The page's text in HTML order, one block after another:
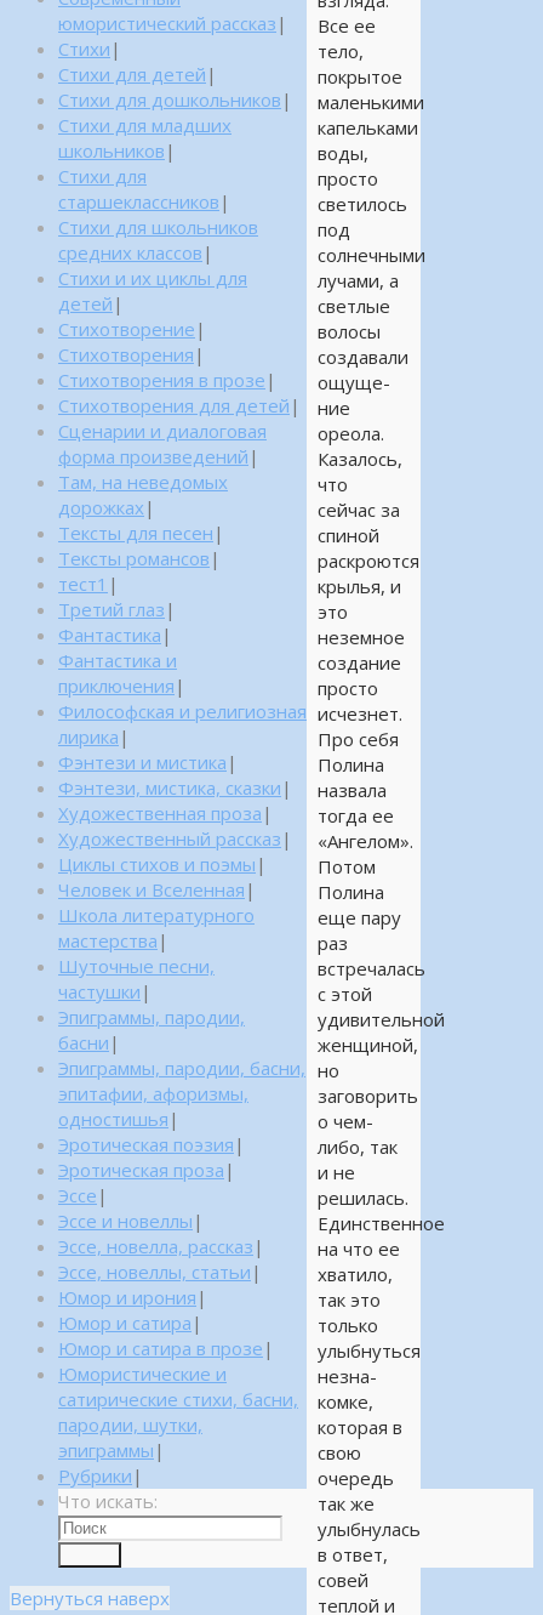
Все ее
тело,
покрытое
маленькими
капельками
воды,
просто
светилось
под
солнечными
лучами, а
светлые
волосы
создавали
ощуще-
ние
ореола.
Казалось,
что
сейчас за
спиной
раскроются
крылья, и
это
неземное
создание
просто
исчезнет.
Про себя
Полина
назвала
тогда ее
«Ангелом».
Потом
Полина
еще пару
раз
встречалась
с этой
удивительной
женщиной,
но
заговорить
о чем-
либо, так
и не
решилась.
Единственное
на что ее
хватило,
так это
только
улыбнуться
незна-
комке,
которая в
свою
очередь
так же
улыбнулась
в ответ,
совей
теплой и
юмористический рассказ |
Стихи |
Стихи для детей |
Стихи для дошкольников |
Стихи для младших
школьников |
Стихи для
старшеклассников |
Стихи для школьников
средних классов |
Стихи и их циклы для
детей |
Стихотворение |
Стихотворения |
Стихотворения в прозе |
Стихотворения для детей |
Сценарии и диалоговая
форма произведений |
Там, на неведомых
дорожках |
Тексты для песен |
Тексты романсов |
тест1 |
Третий глаз |
Фантастика |
Фантастика и
приключения |
Философская и религиозная
лирика |
Фэнтези и мистика |
Фэнтези, мистика, сказки |
Художественная проза |
Художественный рассказ |
Циклы стихов и поэмы |
Человек и Вселенная |
Школа литературного
мастерства |
Шуточные песни,
частушки |
Эпиграммы, пародии,
басни |
Эпиграммы, пародии, басни,
эпитафии, афоризмы,
одностишья |
Эротическая поэзия |
Эротическая проза |
Эссе |
Эссе и новеллы |
Эссе, новелла, рассказ |
Эссе, новеллы, статьи |
Юмор и ирония |
Юмор и сатира |
Юмор и сатира в прозе |
Юмористические и
сатирические стихи, басни,
пародии, шутки,
эпиграммы |
Рубрики |
Что искать:
Вернуться наверх